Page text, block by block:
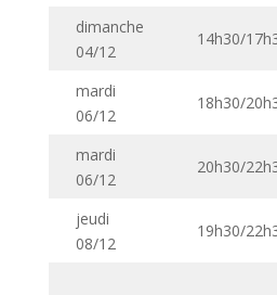
dimanche
04/12
14h30/
mardi
06/12
18h30/
mardi
06/12
20h30/
jeudi
08/12
19h30/